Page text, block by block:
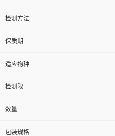
检测方法
保质期
适应物种
检测限
数量
包装规格